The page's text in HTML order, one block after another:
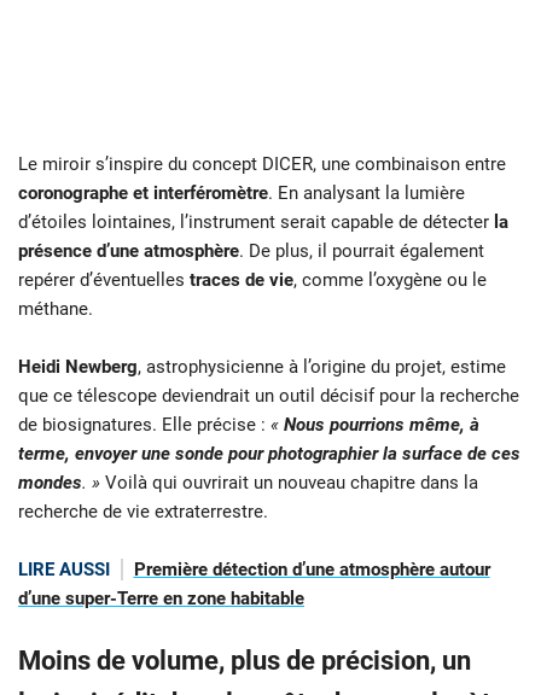
Le miroir s’inspire du concept DICER, une combinaison entre
coronographe et interféromètre. En analysant la lumière
d’étoiles lointaines, l’instrument serait capable de détecter la
présence d’une atmosphère. De plus, il pourrait également
repérer d’éventuelles traces de vie, comme l’oxygène ou le
méthane.
Heidi Newberg, astrophysicienne à l’origine du projet, estime
que ce télescope deviendrait un outil décisif pour la recherche
de biosignatures. Elle précise : « Nous pourrions même, à
terme, envoyer une sonde pour photographier la surface de ces
mondes. » Voilà qui ouvrirait un nouveau chapitre dans la
recherche de vie extraterrestre.
LIRE AUSSI
Première détection d’une atmosphère autour
d’une super-Terre en zone habitable
Moins de volume, plus de précision, un